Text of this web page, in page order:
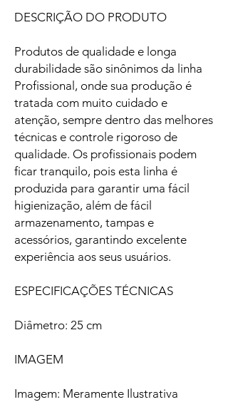
DESCRIÇÃO DO PRODUTO
Produtos de qualidade e longa
durabilidade são sinônimos da linha
Profissional, onde sua produção é
tratada com muito cuidado e
atenção, sempre dentro das melhores
técnicas e controle rigoroso de
qualidade. Os profissionais podem
ficar tranquilo, pois esta linha é
produzida para garantir uma fácil
higienização, além de fácil
armazenamento, tampas e
acessórios, garantindo excelente
experiência aos seus usuários.
ESPECIFICAÇÕES TÉCNICAS
Diâmetro: 25 cm
IMAGEM
Imagem: Meramente Ilustrativa